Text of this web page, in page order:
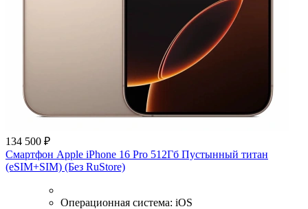
134 500 ₽
Смартфон Apple iPhone 16 Pro 512Гб Пустынный титан
(eSIM+SIM) (Без RuStore)
Операционная система: iOS